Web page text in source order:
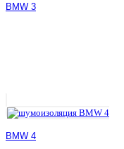
BMW 3
BMW 4